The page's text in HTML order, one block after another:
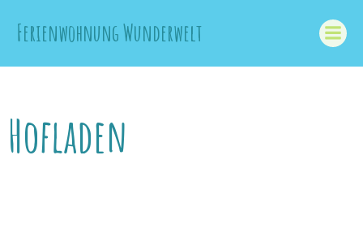
Inhalt
Ferienwohnung Wunderwelt
Hofladen